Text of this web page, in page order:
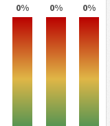
0% 0% 0%